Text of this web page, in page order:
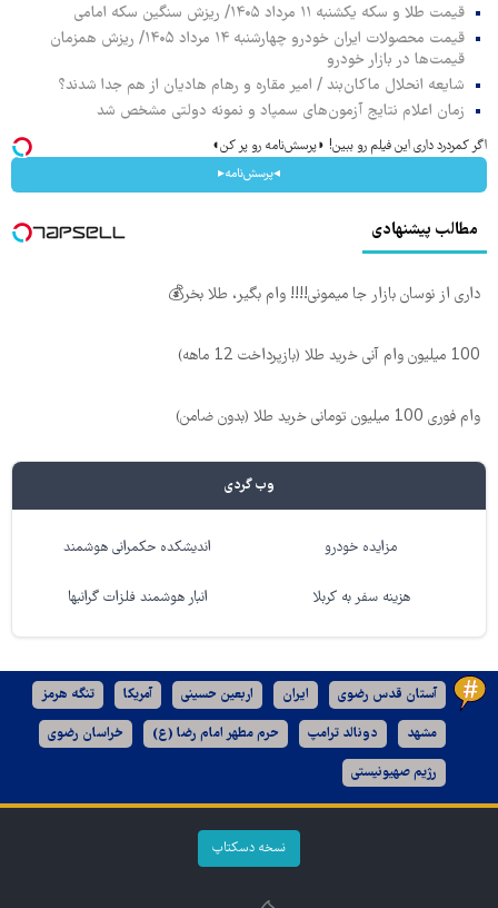
قیمت طلا و سکه یکشنبه ۱۱ مرداد ۱۴۰۵/ ریزش سنگین سکه امامی
قیمت محصولات ایران خودرو چهارشنبه ۱۴ مرداد ۱۴۰۵/ ریزش همزمان
قیمت‌ها در بازار خودرو
شایعه انحلال ماکان‌بند / امیر مقاره و رهام هادیان از هم جدا شدند؟
زمان اعلام نتایج آزمون‌های سمپاد و نمونه دولتی مشخص شد
اگر کمردرد داری این فیلم رو ببین! ◗پرسش‌نامه رو پر کن◖
◂پرسش‌نامه▸
مطالب پیشنهادی
داری از نوسان بازار جا میمونی!!!! وام بگیر، طلا بخر💰
100 میلیون وام آنی خرید طلا (بازپرداخت 12 ماهه)
وام فوری 100 میلیون تومانی خرید طلا (بدون ضامن)
وب گردی
مزایده خودرو اندیشکده حکمرانی هوشمند
هزینه سفر به کربلا انبار هوشمند فلزات گرانبها
آستان قدس رضوی ایران اربعین حسینی آمریکا تنگه هرمز
مشهد دونالد ترامپ حرم مطهر امام رضا (ع) خراسان رضوی
رژیم صهیونیستی
نسخه دسکتاپ